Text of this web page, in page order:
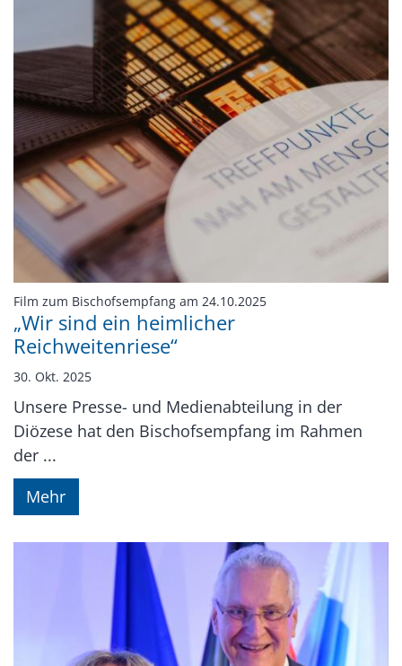
Film zum Bischofsempfang am 24.10.2025:
„Wir sind ein heimlicher
Reichweitenriese“
30. Okt. 2025
Unsere Presse- und Medienabteilung in der
Diözese hat den Bischofsempfang im Rahmen
der ...
Mehr